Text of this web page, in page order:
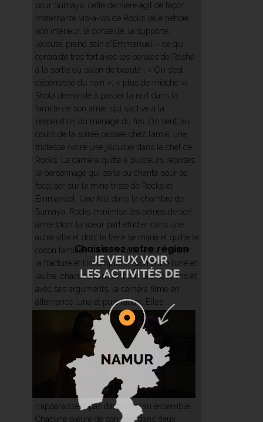
pour Sumaya, cette dernière agit de façon
maternante vis-à-vis de Rocks (elle nettoie
son intérieur, la conseille, la supporte,
l’écoute, prend soin d’Emmanuel – ce qui
contraste très fort avec les paroles de Roshé
à la sortie du salon de beauté : « On s’est
débarrassé du nain », « plus de mioche »).
Shola demande à passer la nuit dans la
famille de son amie, qui s’active à la
préparation du mariage du fils. On sent, au
cours de la soirée passée chez l’amie, une
tristesse (voire une jalousie) dans le chef de
Rocks. La caméra quitte à plusieurs reprises
le personnage qui parle ou chante pour se
focaliser sur la mine triste de Rocks et
Emmanuel. Une fois dans la chambre de
Sumaya, Rocks minimise les peines de son
amie (dont la sœur part étudier dans une
autre ville et dont le frère se marie et quitte le
cocon familial). Le ton monte. Pour montrer
la fracture et l’incompréhension entre l’une et
l’autre, chacune campant sur ses positions et
avec ses arguments, la caméra filme en
alternance l’une et puis l’autre. Elles
n’apparaissent pas dans un plan ensemble.
Chacune pleure de son côté dans deux
Choisissez votre région